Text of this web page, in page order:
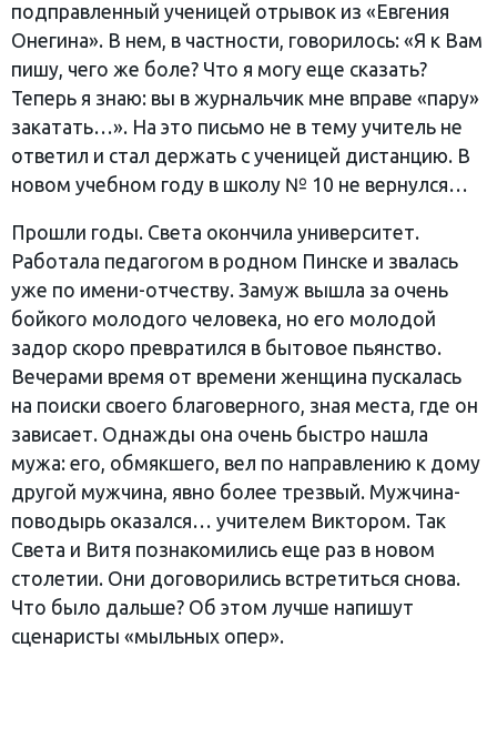
подправленный ученицей отрывок из «Евгения
Онегина». В нем, в частности, говорилось: «Я к Вам
пишу, чего же боле? Что я могу еще сказать?
Теперь я знаю: вы в журнальчик мне вправе «пару»
закатать…». На это письмо не в тему учитель не
ответил и стал держать с ученицей дистанцию. В
новом учебном году в школу № 10 не вернулся…
Прошли годы. Света окончила университет.
Работала педагогом в родном Пинске и звалась
уже по имени-отчеству. Замуж вышла за очень
бойкого молодого человека, но его молодой
задор скоро превратился в бытовое пьянство.
Вечерами время от времени женщина пускалась
на поиски своего благоверного, зная места, где он
зависает. Однажды она очень быстро нашла
мужа: его, обмякшего, вел по направлению к дому
другой мужчина, явно более трезвый. Мужчина-
поводырь оказался… учителем Виктором. Так
Света и Витя познакомились еще раз в новом
столетии. Они договорились встретиться снова.
Что было дальше? Об этом лучше напишут
сценаристы «мыльных опер».